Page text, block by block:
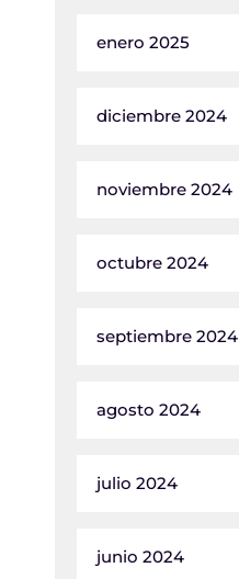
enero 2025
diciembre 2024
noviembre 2024
octubre 2024
septiembre 2024
agosto 2024
julio 2024
junio 2024